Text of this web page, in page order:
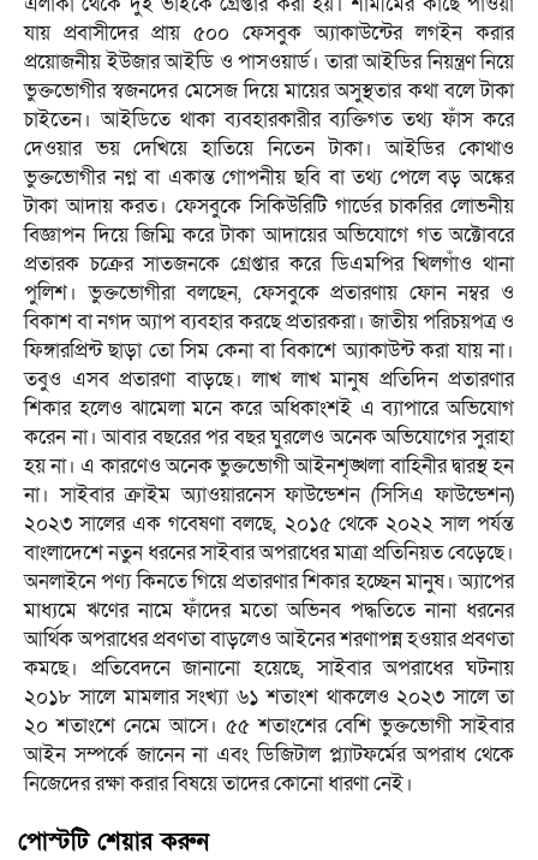
যায় প্রবাসীদের প্রায় ৫০০ ফেসবুক অ্যাকাউন্টের লগইন করার
প্রয়োজনীয় ইউজার আইডি ও পাসওয়ার্ড। তারা আইডির নিয়ন্ত্রণ নিয়ে
ভুক্তভোগীর স্বজনদের মেসেজ দিয়ে মায়ের অসুস্থতার কথা বলে টাকা
চাইতেন। আইডিতে থাকা ব্যবহারকারীর ব্যক্তিগত তথ্য ফাঁস করে
দেওয়ার ভয় দেখিয়ে হাতিয়ে নিতেন টাকা। আইডির কোথাও
ভুক্তভোগীর নগ্ন বা একান্ত গোপনীয় ছবি বা তথ্য পেলে বড় অঙ্কের
টাকা আদায় করত। ফেসবুকে সিকিউরিটি গার্ডের চাকরির লোভনীয়
বিজ্ঞাপন দিয়ে জিম্মি করে টাকা আদায়ের অভিযোগে গত অক্টোবরে
প্রতারক চক্রের সাতজনকে গ্রেপ্তার করে ডিএমপির খিলগাঁও থানা
পুলিশ। ভুক্তভোগীরা বলছেন, ফেসবুকে প্রতারণায় ফোন নম্বর ও
বিকাশ বা নগদ অ্যাপ ব্যবহার করছে প্রতারকরা। জাতীয় পরিচয়পত্র ও
ফিঙ্গারপ্রিন্ট ছাড়া তো সিম কেনা বা বিকাশে অ্যাকাউন্ট করা যায় না।
তবুও এসব প্রতারণা বাড়ছে। লাখ লাখ মানুষ প্রতিদিন প্রতারণার
শিকার হলেও ঝামেলা মনে করে অধিকাংশই এ ব্যাপারে অভিযোগ
করেন না। আবার বছরের পর বছর ঘুরলেও অনেক অভিযোগের সুরাহা
হয় না। এ কারণেও অনেক ভুক্তভোগী আইনশৃঙ্খলা বাহিনীর দ্বারস্থ হন
না। সাইবার ক্রাইম অ্যাওয়ারনেস ফাউন্ডেশন (সিসিএ ফাউন্ডেশন)
২০২৩ সালের এক গবেষণা বলছে, ২০১৫ থেকে ২০২২ সাল পর্যন্ত
বাংলাদেশে নতুন ধরনের সাইবার অপরাধের মাত্রা প্রতিনিয়ত বেড়েছে।
অনলাইনে পণ্য কিনতে গিয়ে প্রতারণার শিকার হচ্ছেন মানুষ। অ্যাপের
মাধ্যমে ঋণের নামে ফাঁদের মতো অভিনব পদ্ধতিতে নানা ধরনের
আর্থিক অপরাধের প্রবণতা বাড়লেও আইনের শরণাপন্ন হওয়ার প্রবণতা
কমছে। প্রতিবেদনে জানানো হয়েছে, সাইবার অপরাধের ঘটনায়
২০১৮ সালে মামলার সংখ্যা ৬১ শতাংশ থাকলেও ২০২৩ সালে তা
২০ শতাংশে নেমে আসে। ৫৫ শতাংশের বেশি ভুক্তভোগী সাইবার
আইন সম্পর্কে জানেন না এবং ডিজিটাল প্ল্যাটফর্মের অপরাধ থেকে
নিজেদের রক্ষা করার বিষয়ে তাদের কোনো ধারণা নেই।
পোস্টটি শেয়ার করুন